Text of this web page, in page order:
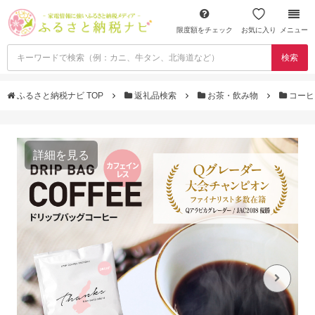
限度額をチェック お気に入り メニュー
検索
ふるさと納税ナビ TOP 返礼品検索 お茶・飲み物 コー
詳細を見る